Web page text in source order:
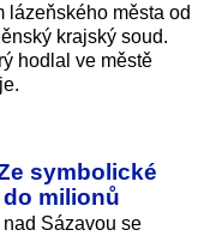
lázeňského města od
krajský soud.
hodlal ve městě
symbolické
milionů
Sázavou se